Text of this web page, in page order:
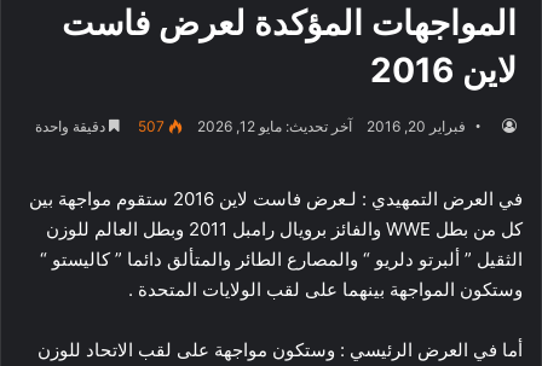
المواجهات المؤكدة لعرض فاست
لاين 2016
فبراير 20, 2016 آخر تحديث: مايو 12, 2026 507 دقيقة واحدة
في العرض التمهيدي : لـعرض فاست لاين 2016 ستقوم مواجهة بين
كل من بطل WWE والفائز برويال رامبل 2011 وبطل العالم للوزن
الثقيل ” ألبرتو دلريو “ والمصارع الطائر والمتألق دائما ” كاليستو “
وستكون المواجهة بينهما على لقب الولايات المتحدة .
أما في العرض الرئيسي : وستكون مواجهة على لقب الاتحاد للوزن